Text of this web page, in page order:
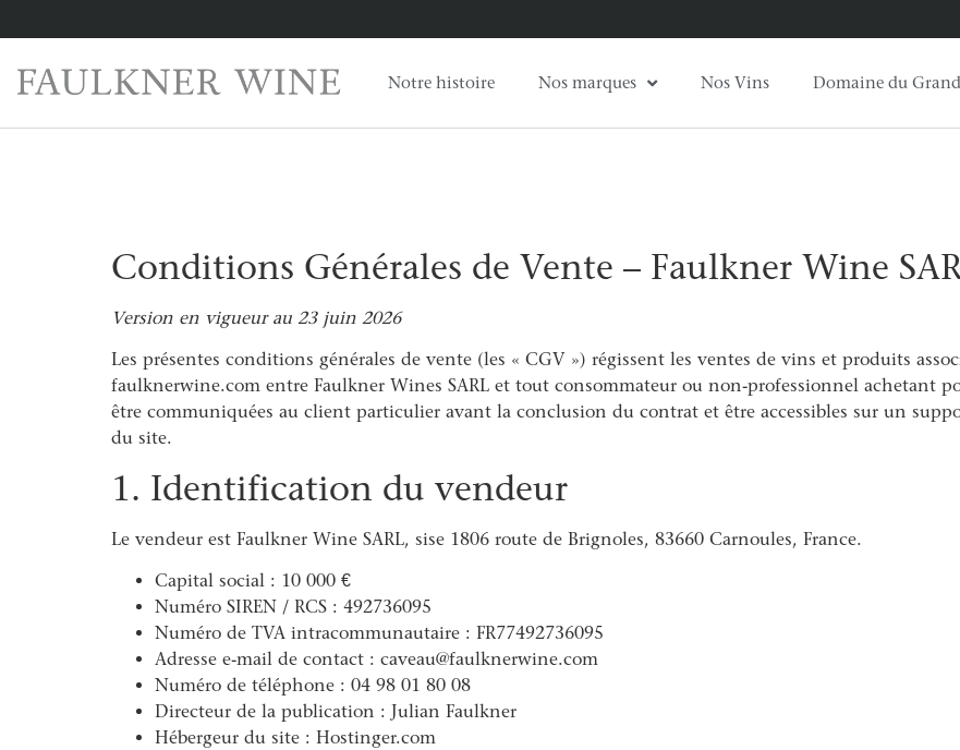
Notre histoire Nos marques Nos Vins Domaine du
Conditions Générales de Vente – Faulkner Wine
Version en vigueur au 23 juin 2026
Les présentes conditions générales de vente (les « CGV ») régissent les ventes de vins et produits
faulknerwine.com entre Faulkner Wines SARL et tout consommateur ou non-professionnel achetant
être communiquées au client particulier avant la conclusion du contrat et être accessibles sur un
du site.
1. Identification du vendeur
Le vendeur est Faulkner Wine SARL, sise 1806 route de Brignoles, 83660 Carnoules, France.
Capital social : 10 000 €
Numéro SIREN / RCS : 492736095
Numéro de TVA intracommunautaire : FR77492736095
Adresse e-mail de contact : caveau@faulknerwine.com
Numéro de téléphone : 04 98 01 80 08
Directeur de la publication : Julian Faulkner
Hébergeur du site : Hostinger.com